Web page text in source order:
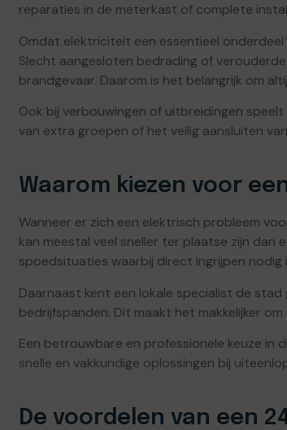
reparaties in de meterkast of complete
Omdat elektriciteit een essentieel
Slecht aangesloten bedrading of
brandgevaar. Daarom is het belangrijk om
Ook bij verbouwingen of uitbreidingen
van extra groepen of het veilig aansluiten
Waarom kiezen voor
Wanneer er zich een elektrisch probleem
kan meestal veel sneller ter plaatse zijn dan
spoedsituaties waarbij direct ingrijpen nodig
Daarnaast kent een lokale specialist de
bedrijfspanden. Dit maakt het makkelijker
Een betrouwbare en professionele keuze in
snelle en vakkundige oplossingen bij
De voordelen van een